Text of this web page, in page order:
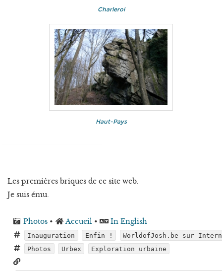
Charleroi
Haut-Pays
Les premières briques de ce site web.
Je suis ému.
Photos • Accueil • In English
Inauguration Enfin !
WorldofJosh.be sur
Photos
Urbex Exploration urbaine